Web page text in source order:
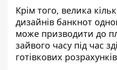
Крім того, велика
дизайнів банкнот
може призводити до
зайвого часу під час
готівкових